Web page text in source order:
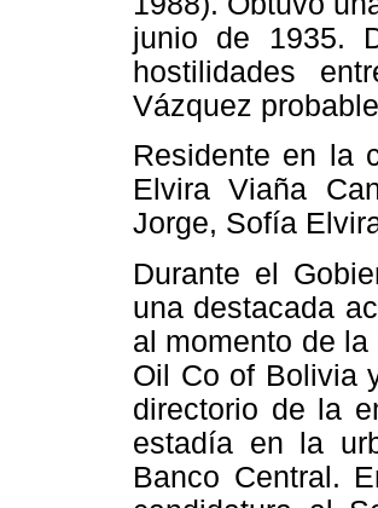
junio de 1935.
hostilidades
Vázquez
Residente en la
Elvira Viaña
Jorge, Sofía
Durante el
una destacada
al momento de
Oil Co of Bolivia
directorio de la
estadía en la
Banco Central.